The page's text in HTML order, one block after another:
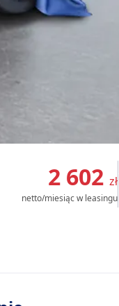
2 602 zł
netto/miesiącw leasingu